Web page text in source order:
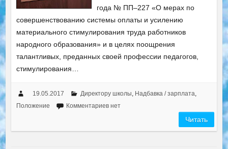
года № ПП–227 «О мерах по
совершенствованию системы оплаты и усилению
материального стимулирования труда работников
народного образования» и в целях поощрения
талантливых, преданных своей профессии педагогов,
стимулирования…
19.05.2017 Директору школы, Надбавка / зарплата,
Положение
Комментариев нет
Читать